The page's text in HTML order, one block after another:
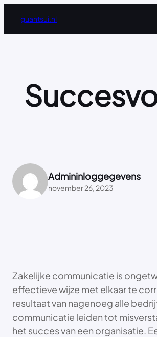
de
guantsui.nl
Admininloggegevens
november 26, 2023
Zakelijke communicatie is
effectieve wijze met elkaar te
resultaat van nagenoeg alle
communicatie leiden tot
het succes van een organisatie.